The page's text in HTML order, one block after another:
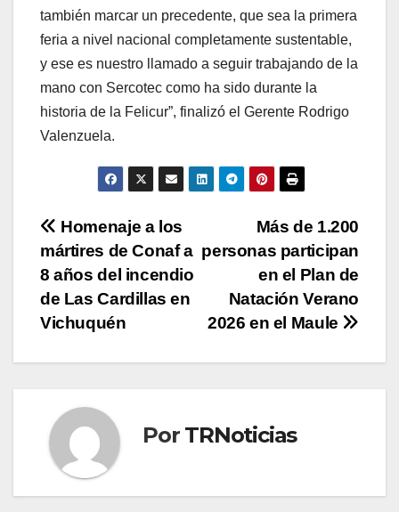
también marcar un precedente, que sea la primera
feria a nivel nacional completamente sustentable,
y ese es nuestro llamado a seguir trabajando de la
mano con Sercotec como ha sido durante la
historia de la Felicur”, finalizó el Gerente Rodrigo
Valenzuela.
Navegación
de
entradas
Más de 1.200
personas participan
en el Plan de
Natación Verano
2026 en el Maule
Homenaje a los
mártires de Conaf a
8 años del incendio
de Las Cardillas en
Vichuquén
Por TRNoticias